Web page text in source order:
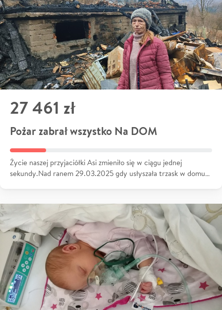
27 461 zł
Pożar zabrał wszystko Na DOM
Życie naszej przyjaciółki Asi zmieniło się w ciągu jednej
sekundy.Nad ranem 29.03.2025 gdy usłyszała trzask w domu…